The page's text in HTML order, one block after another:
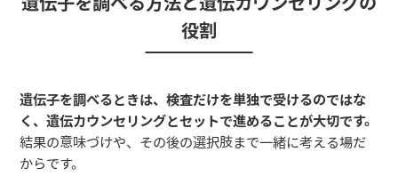
役割
遺伝子を調べるときは、検査だけを単独で受けるのではな
く、遺伝カウンセリングとセットで進めることが大切です。
結果の意味づけや、その後の選択肢まで一緒に考える場だ
からです。